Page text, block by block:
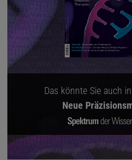
Das könnte Sie auch
Neue